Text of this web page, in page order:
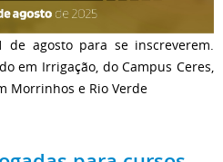
de agosto para se inscreverem.
em Irrigação, do Campus Ceres,
Morrinhos e Rio Verde